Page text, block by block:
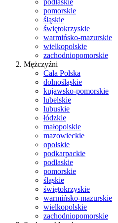
podlaskie
pomorskie
śląskie
świętokrzyskie
warmińsko-mazurskie
wielkopolskie
zachodniopomorskie
Mężczyźni
Cała Polska
dolnośląskie
kujawsko-pomorskie
lubelskie
lubuskie
łódzkie
małopolskie
mazowieckie
opolskie
podkarpackie
podlaskie
pomorskie
śląskie
świętokrzyskie
warmińsko-mazurskie
wielkopolskie
zachodniopomorskie